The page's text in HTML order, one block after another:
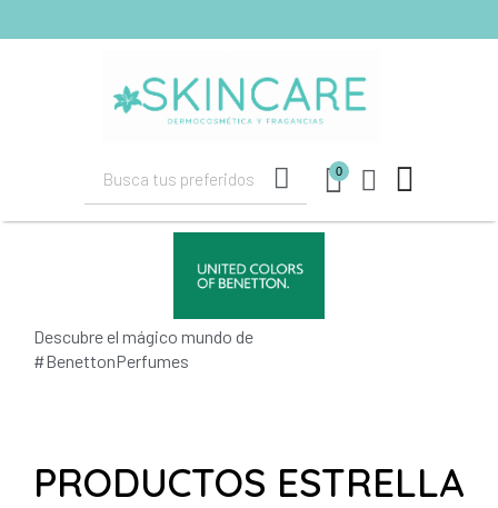
0
Descubre el mágico mundo de
#BenettonPerfumes
PRODUCTOS ESTRELLA